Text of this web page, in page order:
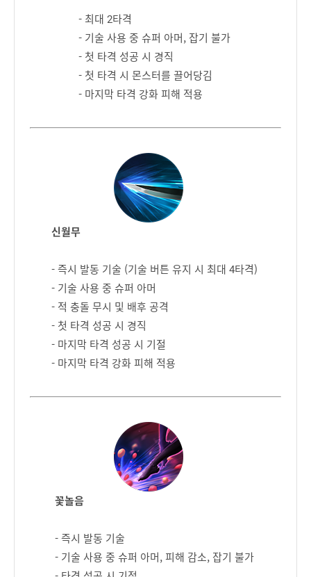
- 최대 2타격
- 기술 사용 중 슈퍼 아머, 잡기 불가
- 첫 타격 성공 시 경직
- 첫 타격 시 몬스터를 끌어당김
- 마지막 타격 강화 피해 적용
신월무
- 즉시 발동 기술 (기술 버튼 유지 시 최대 4타격)
- 기술 사용 중 슈퍼 아머
- 적 충돌 무시 및 배후 공격
- 첫 타격 성공 시 경직
- 마지막 타격 성공 시 기절
- 마지막 타격 강화 피해 적용
꽃놀음
- 즉시 발동 기술
- 기술 사용 중 슈퍼 아머, 피해 감소, 잡기 불가